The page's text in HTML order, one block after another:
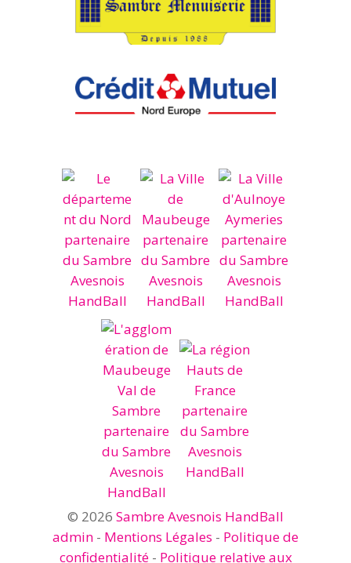
© 2026 Sambre Avesnois HandBall
admin - Mentions Légales - Politique de
confidentialité- Politique relative aux